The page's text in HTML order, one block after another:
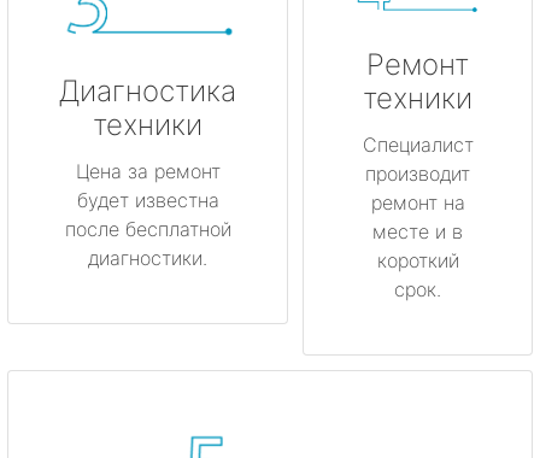
Диагностика
техники
Цена за ремонт
будет известна
после бесплатной
диагностики.
Ремонт
техники
Специалист
производит
ремонт на
месте и в
короткий
срок.